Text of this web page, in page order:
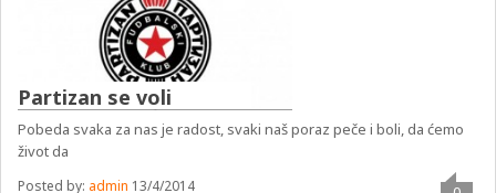
Partizan se voli
Pobeda svaka za nas je radost, svaki naš poraz peče i boli, da ćemo
život da
Posted by: admin 13/4/2014